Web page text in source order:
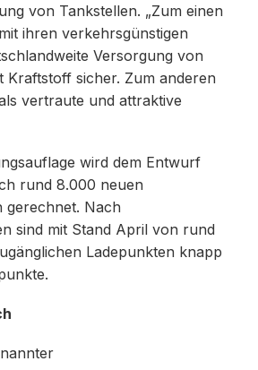
von Tankstellen. „Zum einen
ihren verkehrsgünstigen
Versorgung von
Kraftstoff sicher. Zum anderen
vertraute und attraktive
wird dem Entwurf
rund 8.000 neuen
gerechnet. Nach
sind mit Stand April von rund
Ladepunkten knapp